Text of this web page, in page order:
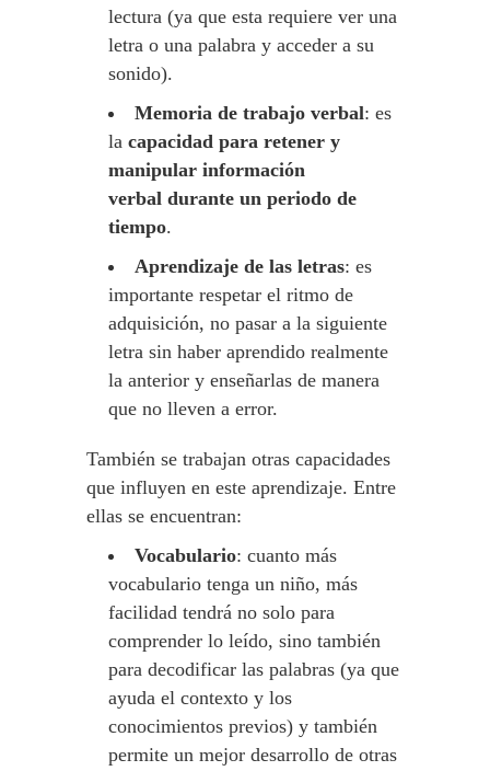
lectura (ya que esta requiere ver una
letra o una palabra y acceder a su
sonido).
Memoria de trabajo verbal: es
la capacidad para retener y
manipular información
verbal durante un periodo de
tiempo.
Aprendizaje de las letras: es
importante respetar el ritmo de
adquisición, no pasar a la siguiente
letra sin haber aprendido realmente
la anterior y enseñarlas de manera
que no lleven a error.
También se trabajan otras capacidades
que influyen en este aprendizaje. Entre
ellas se encuentran:
Vocabulario: cuanto más
vocabulario tenga un niño, más
facilidad tendrá no solo para
comprender lo leído, sino también
para decodificar las palabras (ya que
ayuda el contexto y los
conocimientos previos) y también
permite un mejor desarrollo de otras